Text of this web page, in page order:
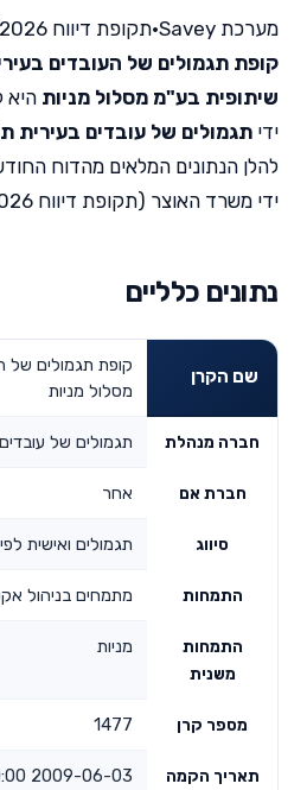
מערכת Savey •תקופת דיווח 04/2026
קופת תגמולים של העובדים
שיתופית בע"מ מסלול מניות היא
ידי תגמולים של עובדים
להלן הנתונים המלאים מהדוח
ידי משרד האוצר (תקופת דיווח 04/2026).
נתונים כלליים
שם הקרן
קופת תגמולים של
מסלול מניות
חברה מנהלת תגמולים של
חברת אם אחר
סיווג תגמולים ואישית
התמחות מתמחים בניהול
התמחות
משנית
מניות
מספר קרן 1477
תאריך הקמה 2009-06-03 00:00:00